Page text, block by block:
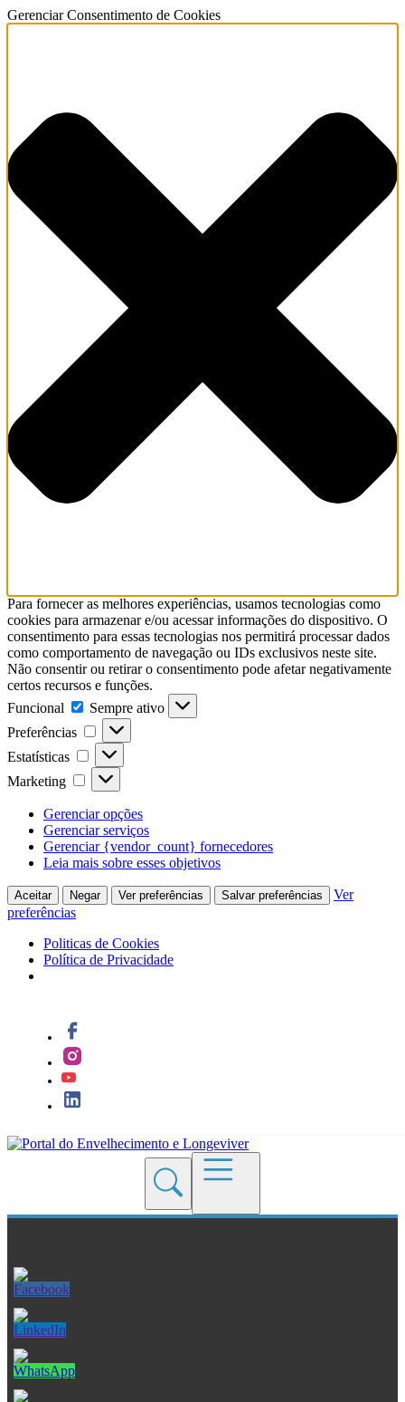
Gerenciar Consentimento de Cookies
Para fornecer as melhores experiências, usamos tecnologias como
cookies para armazenar e/ou acessar informações do dispositivo. O
consentimento para essas tecnologias nos permitirá processar dados
como comportamento de navegação ou IDs exclusivos neste site.
Não consentir ou retirar o consentimento pode afetar negativamente
certos recursos e funções.
Funcional
Funcional
Sempre ativo
Preferências
Preferências
Estatísticas Estatísticas
Marketing Marketing
Gerenciar opções
Gerenciar serviços
Gerenciar {vendor_count} fornecedores
Leia mais sobre esses objetivos
Aceitar Negar Ver preferências Salvar preferências
Ver
preferências
Politicas de Cookies
Política de Privacidade
Quem Somos
Seções
Cursos